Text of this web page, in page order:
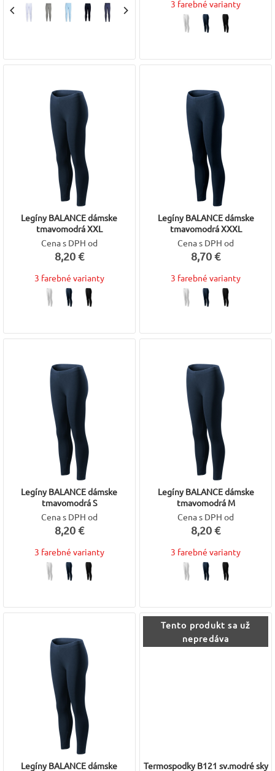
3 farebné varianty
Legíny BALANCE dámske
tmavomodrá XXL
Cena s DPH od
8,20 €
3 farebné varianty
Legíny BALANCE dámske
tmavomodrá XXXL
Cena s DPH od
8,70 €
3 farebné varianty
Legíny BALANCE dámske
tmavomodrá S
Cena s DPH od
8,20 €
3 farebné varianty
Legíny BALANCE dámske
tmavomodrá M
Cena s DPH od
8,20 €
3 farebné varianty
Legíny BALANCE dámske
Tento produkt sa už
nepredáva
Termospodky B121 sv.modré sky